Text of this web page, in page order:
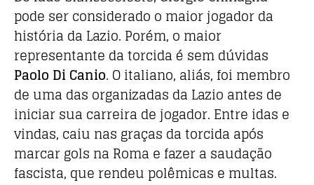
pode ser considerado o maior jogador da
história da Lazio. Porém, o maior
representante da torcida é sem dúvidas
Paolo Di Canio. O italiano, aliás, foi membro
de uma das organizadas da Lazio antes de
iniciar sua carreira de jogador. Entre idas e
vindas, caiu nas graças da torcida após
marcar gols na Roma e fazer a saudação
fascista, que rendeu polêmicas e multas.